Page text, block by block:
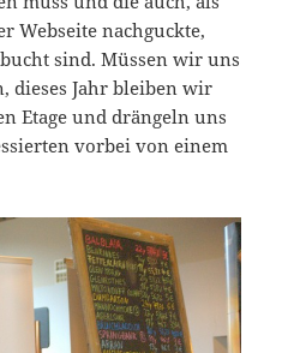
Webseite nachguckte,
sind. Müssen wir uns
dieses Jahr bleiben wir
Etage und drängeln uns
vorbei von einem